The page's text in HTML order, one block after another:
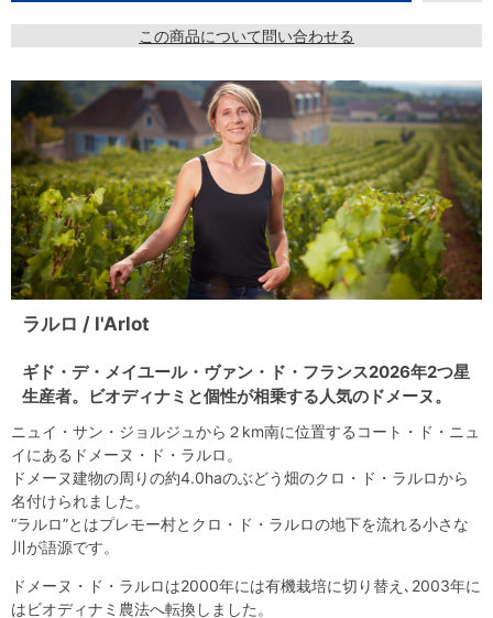
この商品について問い合わせる
ラルロ / l'Arlot
ギド・デ・メイユール・ヴァン・ド・フランス2026年2つ星
生産者。ビオディナミと個性が相乗する人気のドメーヌ。
ニュイ・サン・ジョルジュから２km南に位置するコート・ド・ニュ
イにあるドメーヌ・ド・ラルロ。
ドメーヌ建物の周りの約4.0haのぶどう畑のクロ・ド・ラルロから
名付けられました。
“ラルロ”とはプレモー村とクロ・ド・ラルロの地下を流れる小さな
川が語源です。
ドメーヌ・ド・ラルロは2000年には有機栽培に切り替え､2003年に
はビオディナミ農法へ転換しました。